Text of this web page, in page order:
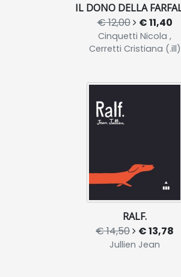
IL DONO DELLA
€ 12,00 € 11,40
Cinquetti Nicola ,
Cerretti Cristiana (.ill)
RALF.
€ 14,50 € 13,78
Jullien Jean